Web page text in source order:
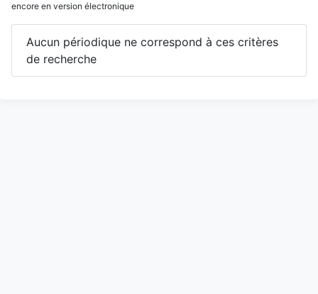
encore en version électronique
Aucun périodique ne correspond à ces critères
de recherche